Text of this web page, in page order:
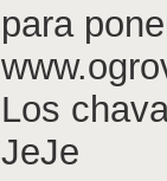
para
Los
JeJe